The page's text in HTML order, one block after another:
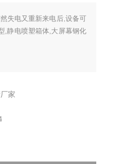
失电又重新来电后,设备可
,静电喷塑箱体,大屏幕钢化
家